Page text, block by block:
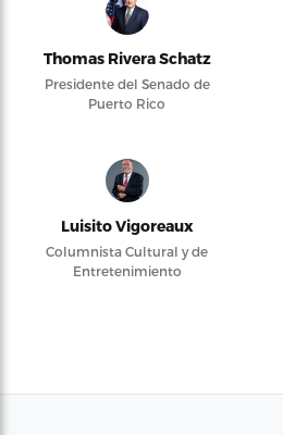
Thomas Rivera Schatz
Presidente del Senado de
Puerto Rico
Luisito Vigoreaux
Columnista Cultural y de
Entretenimiento